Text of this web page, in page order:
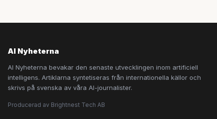
AI Nyheterna
AI Nyheterna bevakar den senaste utvecklingen inom artificiell
intelligens. Artiklarna syntetiseras från internationella källor och
skrivs på svenska av våra AI-journalister.
Producerad av Brightnest Tech AB